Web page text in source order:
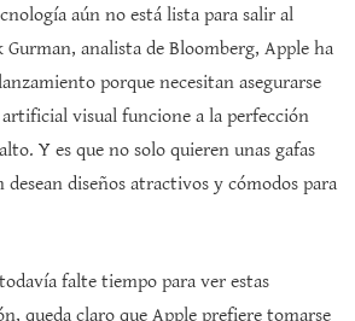
aún no está lista para salir al
Gurman, analista de Bloomberg, Apple ha
porque necesitan asegurarse
visual funcione a la perfección
Y es que no solo quieren unas gafas
diseños atractivos y cómodos para
falte tiempo para ver estas
queda claro que Apple prefiere tomarse